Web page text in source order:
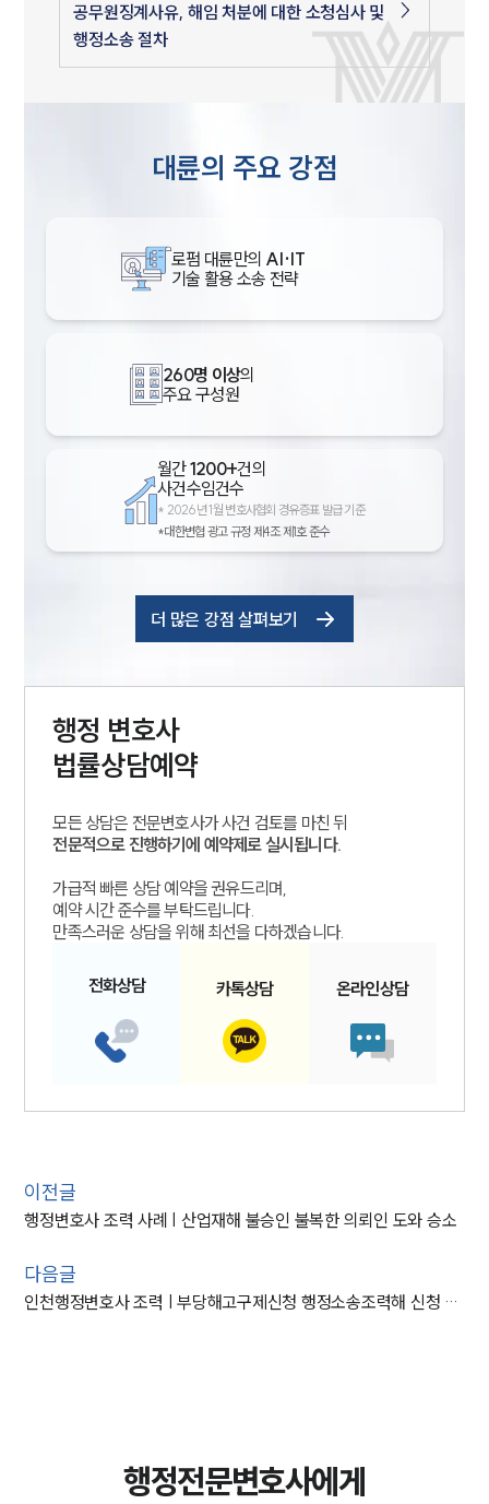
공무원징계사유, 해임 처분에 대한 소청심사 및
행정소송 절차
대륜의 주요 강점
로펌 대륜만의 AI·IT
기술 활용 소송 전략
260명 이상의
주요 구성원
월간1200+건의
사건수임건수
* 2026년 1월 변호사협회 경유증표 발급 기준
*대한변협 광고 규정 제4조 제1호 준수
더 많은 강점 살펴보기
행정 변호사
법률상담예약
모든 상담은 전문변호사가 사건 검토를 마친 뒤
전문적으로 진행하기에 예약제로 실시됩니다.
가급적 빠른 상담 예약을 권유드리며,
예약 시간 준수를 부탁드립니다.
만족스러운 상담을 위해 최선을 다하겠습니다.
전화상담 카톡상담 온라인상담
이전글
행정변호사 조력 사례 | 산업재해 불승인 불복한 의뢰인 도와 승소
다음글
인천행정변호사 조력 | 부당해고구제신청 행정소송조력해 신청 기각 성공
행정전문변호사에게